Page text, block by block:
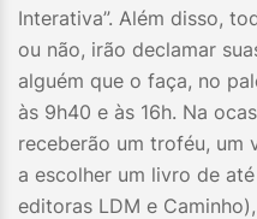
Interativa”. Além disso,
ou não, irão declamar
alguém que o faça, no
às 9h40 e às 16h. Na
receberão um troféu, um
a escolher um livro de
editoras LDM e